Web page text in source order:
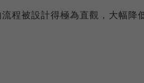
程被設計得極為直觀，大幅降